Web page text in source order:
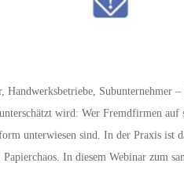
Handwerksbetriebe,
wird: Wer Fremdfirmen auf
unterwiesen sind. In der Praxis ist
Papierchaos. In diesem Webinar zum